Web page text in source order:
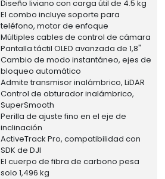
Diseño liviano con carga útil de 4.5 kg
El combo incluye soporte para
teléfono, motor de enfoque
Múltiples cables de control de cámara
Pantalla táctil OLED avanzada de 1,8"
Cambio de modo instantáneo, ejes de
bloqueo automático
Admite transmisor inalámbrico, LiDAR
Control de obturador inalámbrico,
SuperSmooth
Perilla de ajuste fino en el eje de
inclinación
ActiveTrack Pro, compatibilidad con
SDK de DJI
El cuerpo de fibra de carbono pesa
solo 1,496 kg